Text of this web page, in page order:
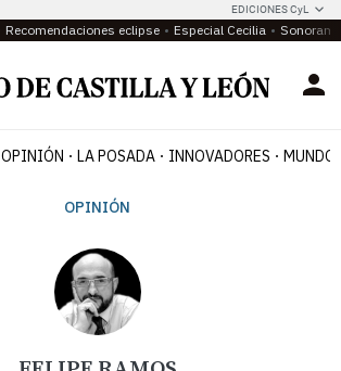
EDICIONES CyL
Recomendaciones eclipse Especial Cecilia
OPINIÓN LA POSADA INNOVADORES MUNDO
OPINIÓN